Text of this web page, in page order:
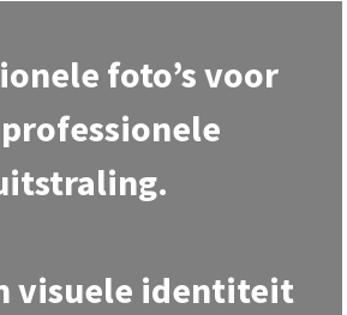
foto’s voor
visuele identiteit